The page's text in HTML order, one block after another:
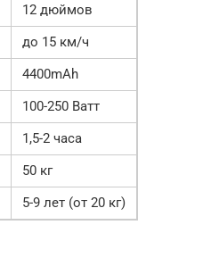
12 дюймов
до 15 км/ч
4400mAh
100-250 Ватт
1,5-2 часа
50 кг
5-9 лет (от 20 кг)